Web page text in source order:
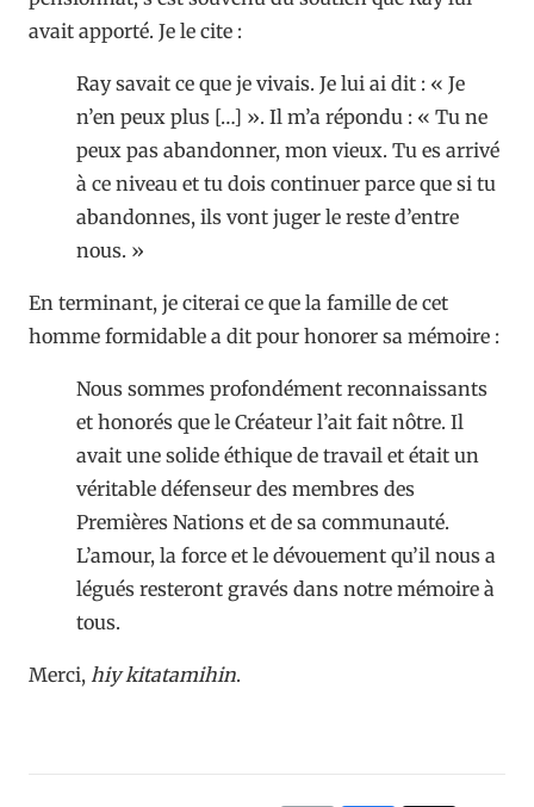
avait apporté. Je le cite :
Ray savait ce que je vivais. Je lui ai dit : « Je
n’en peux plus […] ». Il m’a répondu : « Tu ne
peux pas abandonner, mon vieux. Tu es arrivé
à ce niveau et tu dois continuer parce que si tu
abandonnes, ils vont juger le reste d’entre
nous. »
En terminant, je citerai ce que la famille de cet
homme formidable a dit pour honorer sa mémoire :
Nous sommes profondément reconnaissants
et honorés que le Créateur l’ait fait nôtre. Il
avait une solide éthique de travail et était un
véritable défenseur des membres des
Premières Nations et de sa communauté.
L’amour, la force et le dévouement qu’il nous a
légués resteront gravés dans notre mémoire à
tous.
Merci, hiy kitatamihin.